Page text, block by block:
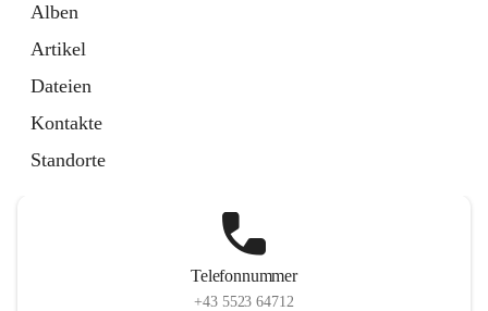
Alben
Artikel
Dateien
Kontakte
Standorte
Telefonnummer
+43 5523 64712